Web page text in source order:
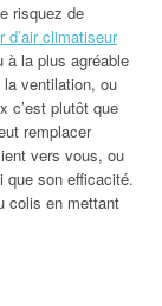
risquez de
d’air climatiseur
à la plus agréable
ventilation, ou
c’est plutôt que
remplacer
vers vous, ou
que son efficacité.
colis en mettant